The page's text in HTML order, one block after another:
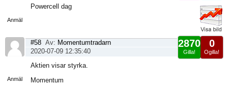
Anmäl
Powercell dag
Anmäl
0
Ogilla!
2870
Gilla!
#58 Av: Momentumtradarn
2020-07-09 12:35:40
Aktien visar styrka.
Momentum